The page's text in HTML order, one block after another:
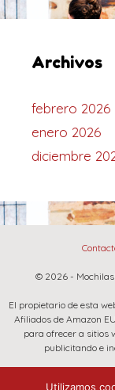
Archivos
febrero 2026
enero 2026
diciembre
© 2026 -
El propietario de esta
Afiliados de Amazon
para ofrecer a sitios
publicitando e
Utilizamos